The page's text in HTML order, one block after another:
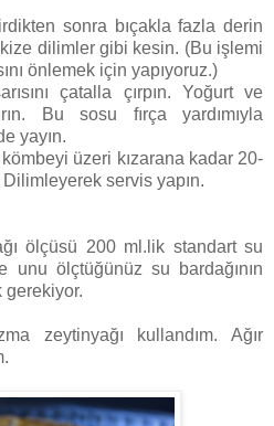
sonra bıçakla fazla derin
dilimler gibi kesin. (Bu işlemi
önlemek için yapıyoruz.)
çatalla çırpın. Yoğurt ve
Bu sosu fırça yardımıyla
yayın.
kömbeyi üzeri kızarana kadar 20-
servis yapın.
ölçüsü 200 ml.lik standart su
unu ölçtüğünüz su bardağının
gerekiyor.
zeytinyağı kullandım. Ağır